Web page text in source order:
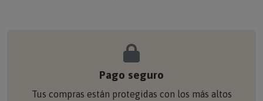
Pago seguro
Tus compras están protegidas con los más altos